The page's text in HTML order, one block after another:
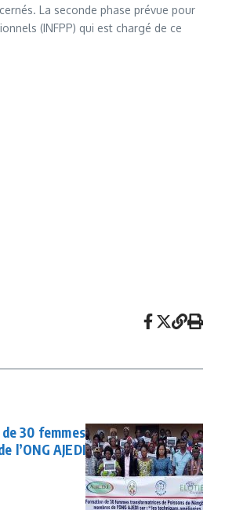
La seconde phase prévue pour
(INFPP) qui est chargé de ce
30 femmes
l’ONG AJEDI